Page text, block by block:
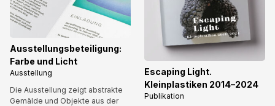
Ausstellungsbeteiligung:
Farbe und Licht
Ausstellung
Die Ausstellung zeigt abstrakte
Gemälde und Objekte aus der
Escaping Light.
Kleinplastiken 2014–2024
Publikation